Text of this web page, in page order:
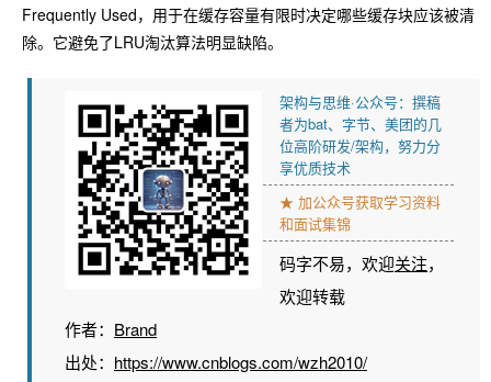
Frequently Used，用于在缓存容量有限时决定哪些缓存块应该被清
除。它避免了LRU淘汰算法明显缺陷。
架构与思维·公众号：撰稿
者为bat、字节、美团的几
位高阶研发/架构，努力分
享优质技术
★ 加公众号获取学习资料
和面试集锦
码字不易，欢迎关注，
欢迎转载
作者： Brand
出处： https://www.cnblogs.com/wzh2010/